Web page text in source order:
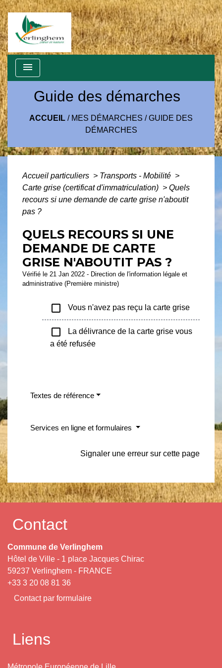
menu
Guide des démarches
ACCUEIL / MES DÉMARCHES /GUIDE DES
DÉMARCHES
Accueil particuliers > Transports - Mobilité >
Carte grise (certificat d'immatriculation) > Quels
recours si une demande de carte grise n'aboutit
pas ?
QUELS RECOURS SI UNE
DEMANDE DE CARTE
GRISE N'ABOUTIT PAS ?
Vérifié le 21 Jan 2022 - Direction de l'information légale et
administrative (Première ministre)
check_box_outline_blank Vous n'avez pas reçu la carte grise
check_box_outline_blank
La délivrance de la carte grise vous
a été refusée
Textes de référence
Services en ligne et formulaires
Signaler une erreur sur cette page
Contact
Commune de Verlinghem
Hôtel de Ville - 1 place Jacques Chirac
59237 Verlinghem - FRANCE
+33 3 20 08 81 36
Contact par formulaire
Liens